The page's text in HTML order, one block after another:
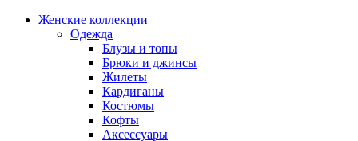
Женские коллекции
Одежда
Блузы и топы
Брюки и джинсы
Жилеты
Кардиганы
Костюмы
Кофты
Аксессуары